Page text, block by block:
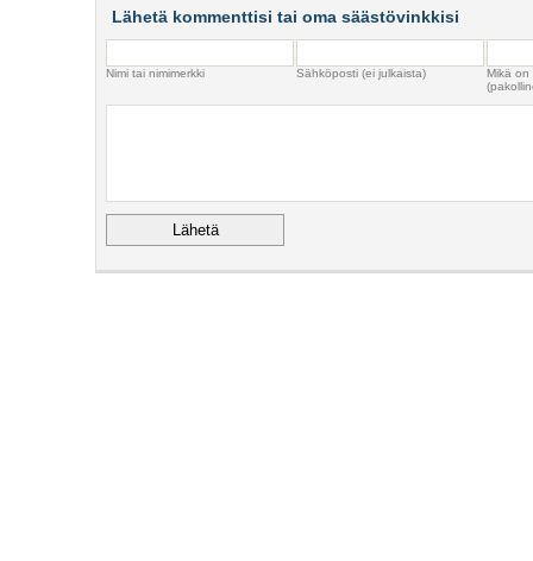
Lähetä kommenttisi tai oma säästövinkkisi
Nimi tai nimimerkki Sähköposti (ei julkaista)
Mikä